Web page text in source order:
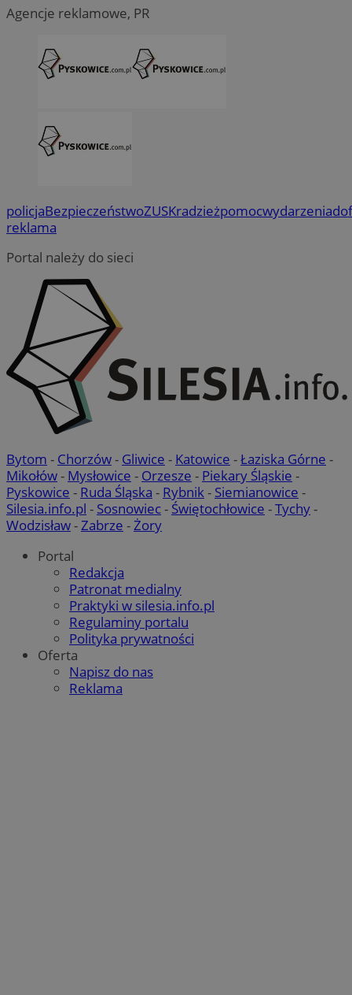
Agencje reklamowe, PR
policjaBezpieczeństwoZUSKradzieżpomocwydarzenia
reklama
Portal należy do sieci
Bytom - Chorzów- Gliwice - Katowice -Łaziska Górne -
Mikołów- Mysłowice - Orzesze - Piekary Śląskie -
Pyskowice - Ruda Śląska - Rybnik- Siemianowice -
Silesia.info.pl - Sosnowiec- Świętochłowice -Tychy-
Wodzisław-Zabrze -Żory
Portal
Redakcja
Patronat medialny
Praktyki w silesia.info.pl
Regulaminy portalu
Polityka prywatności
Oferta
Napisz do nas
Reklama